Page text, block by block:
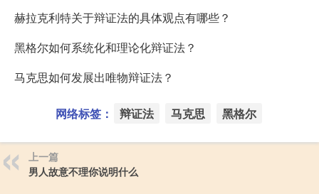
赫拉克利特关于辩证法的具体观点有哪些？
黑格尔如何系统化和理论化辩证法？
马克思如何发展出唯物辩证法？
网络标签： 辩证法 马克思 黑格尔
上一篇
男人故意不理你说明什么